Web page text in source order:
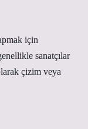
için
sanatçılar
çizim veya